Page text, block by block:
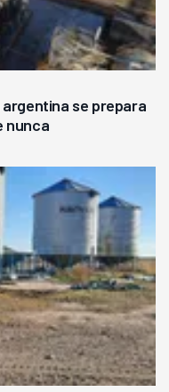
argentina se prepara
nunca